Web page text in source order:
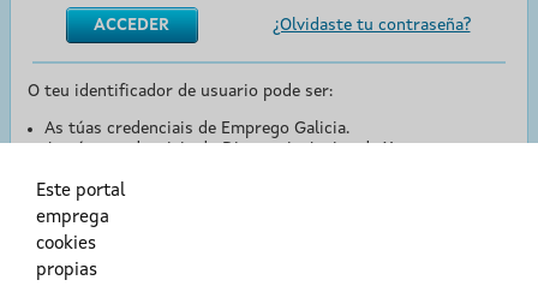
¿Olvidaste tu contraseña?
O teu identificador de usuario pode ser:
As túas credenciais de Emprego Galicia.
O teu DNI ou o teu NIE.
Este portal
emprega
cookies
propias